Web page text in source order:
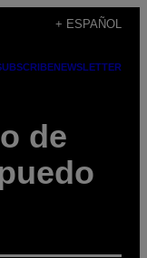
+ ESPAÑOL
NEWSLETTER
de